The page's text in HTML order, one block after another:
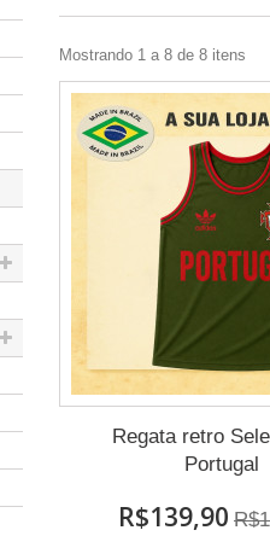
Mostrando 1 a 8 de 8 itens
Regata retro
Portugal
R$139,90